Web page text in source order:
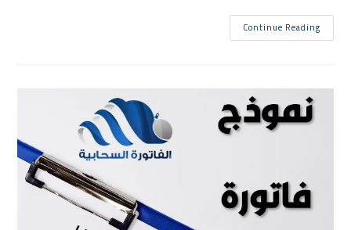
Continue Reading